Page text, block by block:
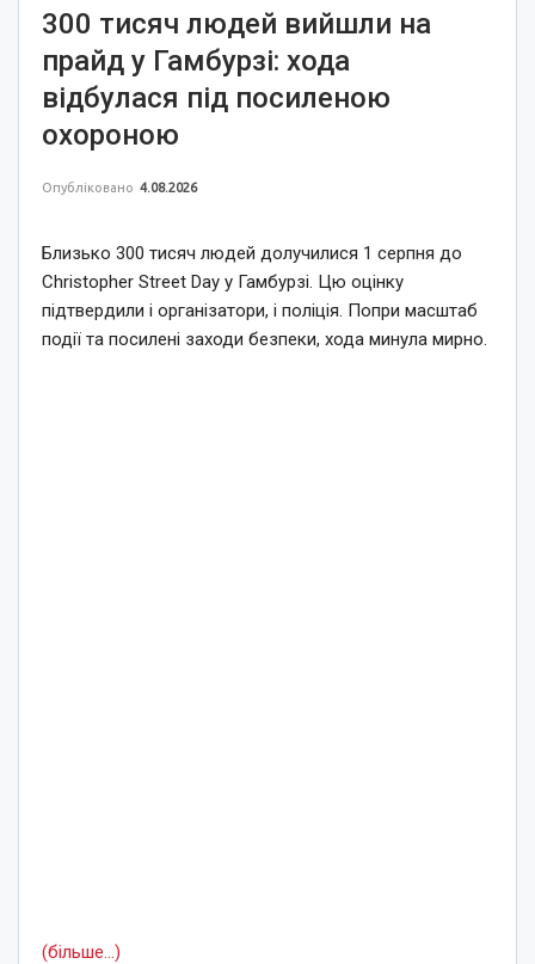
300 тисяч людей вийшли на
прайд у Гамбурзі: хода
відбулася під посиленою
охороною
Опубліковано 4.08.2026
Близько 300 тисяч людей долучилися 1 серпня до
Christopher Street Day у Гамбурзі. Цю оцінку
підтвердили і організатори, і поліція. Попри масштаб
події та посилені заходи безпеки, хода минула мирно.
(більше…)